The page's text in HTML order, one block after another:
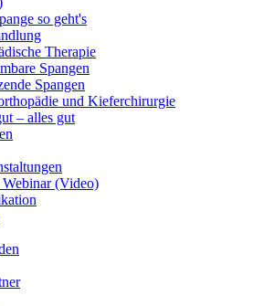
so geht's
Therapie
Spangen
Spangen
und Kieferchirurgie
– alles gut
(Video)